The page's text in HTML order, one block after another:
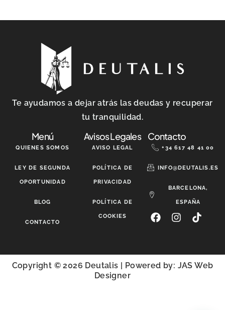
Te ayudamos a dejar atrás las deudas y recuperar
tu tranquilidad.
Menú
QUIENES SOMOS
LEY DE SEGUNDA
OPORTUNIDAD
BLOG
CONTACTO
Avisos Legales
AVISO LEGAL
POLÍTICA DE
PRIVACIDAD
POLÍTICA DE
COOKIES
Contacto
+34 617 48 41 00
INFO@DEUTALIS.ES
BARCELONA,
ESPAÑA
Copyright © 2026 Deutalis | Powered by: JAS Web
Designer